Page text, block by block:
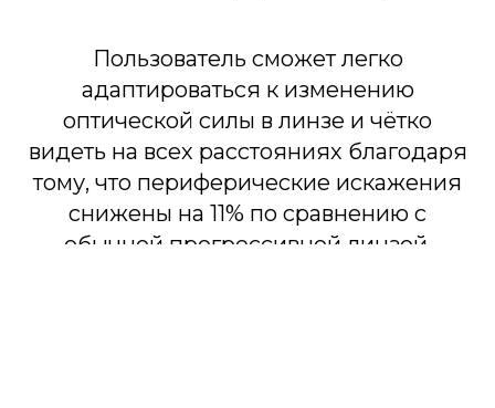
Пользователь сможет легко
адаптироваться к изменению
оптической силы в линзе и чётко
видеть на всех расстояниях благодаря
тому, что периферические искажения
снижены на 11% по сравнению с
обычной прогрессивной линзой.